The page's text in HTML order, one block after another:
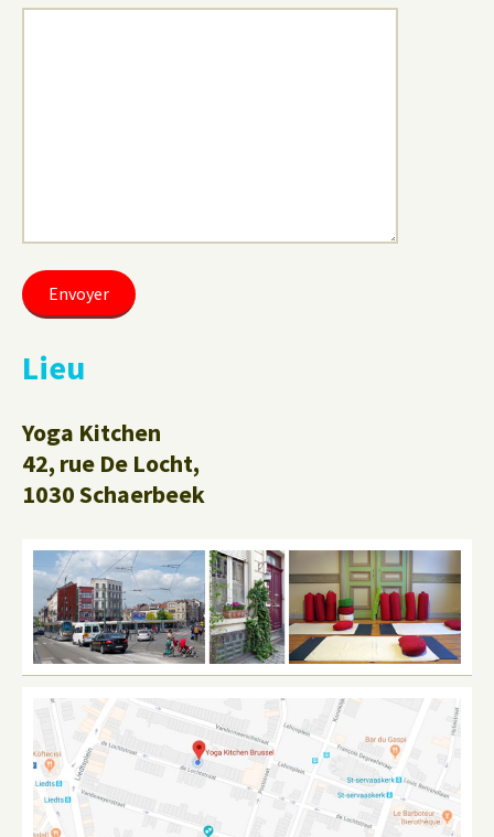
Lieu
Yoga Kitchen
42, rue De Locht,
1030 Schaerbeek